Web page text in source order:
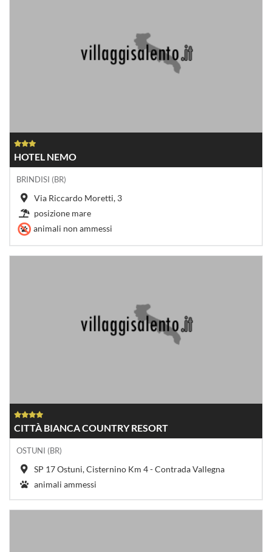
HOTEL NEMO
BRINDISI (BR)
Via Riccardo Moretti, 3
posizione mare
animali non ammessi
CITTÀ BIANCA COUNTRY RESORT
OSTUNI (BR)
SP 17 Ostuni, Cisternino Km 4 - Contrada Vallegna
animali ammessi